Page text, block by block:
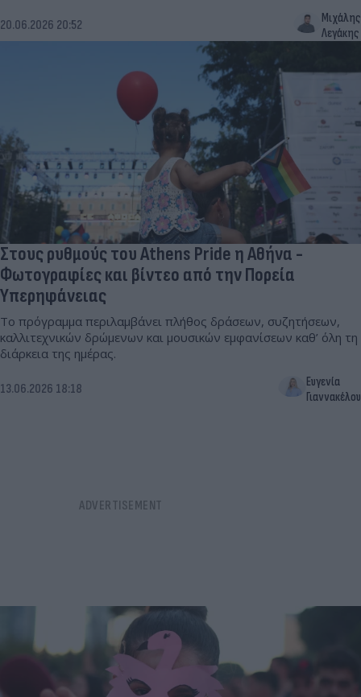
20.06.2026 20:52
Μιχάλης
Λεγάκης
Στους ρυθμούς του Athens Pride η Αθήνα -
Φωτογραφίες και βίντεο από την Πορεία
Υπερηφάνειας
Το πρόγραμμα περιλαμβάνει πλήθος δράσεων, συζητήσεων,
καλλιτεχνικών δρώμενων και μουσικών εμφανίσεων καθ’ όλη τη
διάρκεια της ημέρας.
13.06.2026 18:18
Ευγενία
Γιαννακέλου